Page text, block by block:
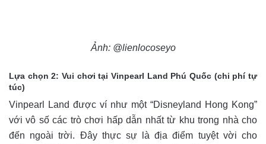
Ảnh: @lienlocoseyo
Lựa chọn 2: Vui chơi tại Vinpearl Land Phú Quốc (chi phí tự
túc)
Vinpearl Land được ví như một “Disneyland Hong Kong”
với vô số các trò chơi hấp dẫn nhất từ khu trong nhà cho
đến ngoài trời. Đây thực sự là địa điểm tuyệt vời cho